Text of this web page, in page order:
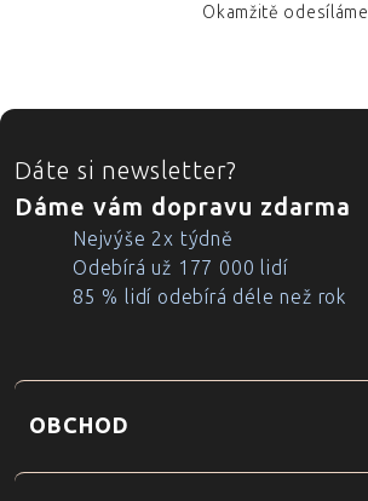
Okamžitě odesíláme
ZÁPATÍ
Dáte si newsletter?
Dáme vám dopravu zdarma
Nejvýše 2x týdně
Odebírá už 177 000 lidí
85 % lidí odebírá déle než rok
OBCHOD